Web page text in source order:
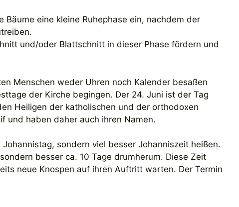
eine kleine Ruhephase ein, nachdem der
und/oder Blattschnitt in dieser Phase fördern und
Menschen weder Uhren noch Kalender besaßen
der Kirche begingen. Der 24. Juni ist der Tag
Heiligen der katholischen und der orthodoxen
und haben daher auch ihren Namen.
sondern viel besser Johanniszeit heißen.
besser ca. 10 Tage drumherum. Diese Zeit
neue Knospen auf ihren Auftritt warten. Der Termin